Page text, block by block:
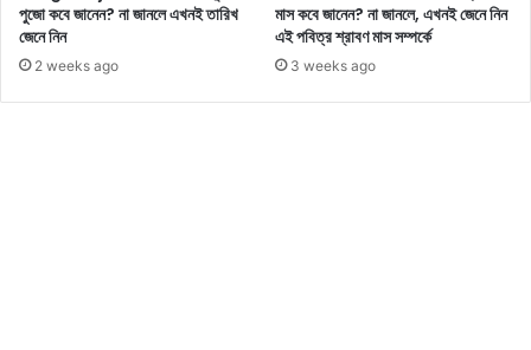
ভা
বে
ভা
পুজো কবে জানেন? না জানলে এখনই তারিখ
জেনে নিন
2 weeks ago
মাস কবে জানেন? না জানলে, এখনই জেনে নিন
এই পবিত্র শ্রাবণ মাস সম্পর্কে
3 weeks ago